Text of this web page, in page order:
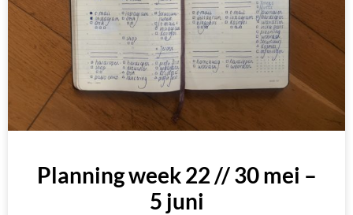
Planning week 22 // 30 mei –
5 juni